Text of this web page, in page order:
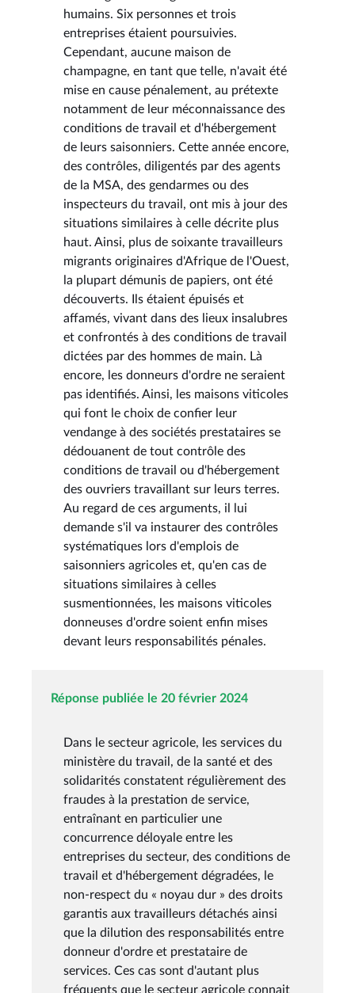
humains. Six personnes et trois
entreprises étaient poursuivies.
Cependant, aucune maison de
champagne, en tant que telle, n'avait été
mise en cause pénalement, au prétexte
notamment de leur méconnaissance des
conditions de travail et d'hébergement
de leurs saisonniers. Cette année encore,
des contrôles, diligentés par des agents
de la MSA, des gendarmes ou des
inspecteurs du travail, ont mis à jour des
situations similaires à celle décrite plus
haut. Ainsi, plus de soixante travailleurs
migrants originaires d'Afrique de l'Ouest,
la plupart démunis de papiers, ont été
découverts. Ils étaient épuisés et
affamés, vivant dans des lieux insalubres
et confrontés à des conditions de travail
dictées par des hommes de main. Là
encore, les donneurs d'ordre ne seraient
pas identifiés. Ainsi, les maisons viticoles
qui font le choix de confier leur
vendange à des sociétés prestataires se
dédouanent de tout contrôle des
conditions de travail ou d'hébergement
des ouvriers travaillant sur leurs terres.
Au regard de ces arguments, il lui
demande s'il va instaurer des contrôles
systématiques lors d'emplois de
saisonniers agricoles et, qu'en cas de
situations similaires à celles
susmentionnées, les maisons viticoles
donneuses d'ordre soient enfin mises
devant leurs responsabilités pénales.
Réponse publiée le 20 février 2024
Dans le secteur agricole, les services du
ministère du travail, de la santé et des
solidarités constatent régulièrement des
fraudes à la prestation de service,
entraînant en particulier une
concurrence déloyale entre les
entreprises du secteur, des conditions de
travail et d'hébergement dégradées, le
non-respect du « noyau dur » des droits
garantis aux travailleurs détachés ainsi
que la dilution des responsabilités entre
donneur d'ordre et prestataire de
services. Ces cas sont d'autant plus
fréquents que le secteur agricole connait